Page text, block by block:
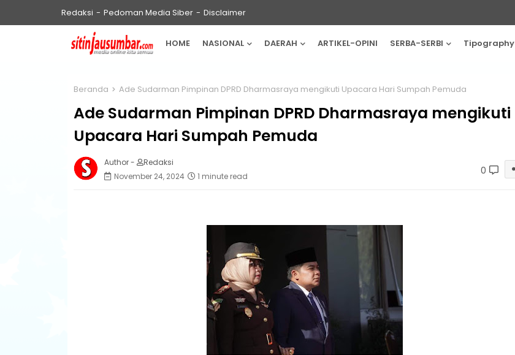
Redaksi Pedoman Media Siber Disclaimer
HOME NASIONAL DAERAH ARTIKEL-OPINI SERBA-SERBI Tipography
Beranda Ade Sudarman Pimpinan DPRD Dharmasraya mengikuti Upacara Hari Sumpah Pemuda
Ade Sudarman Pimpinan DPRD Dharmasraya mengikuti
Upacara Hari Sumpah Pemuda
Author -
Redaksi
November 24, 2024
1 minute read 0